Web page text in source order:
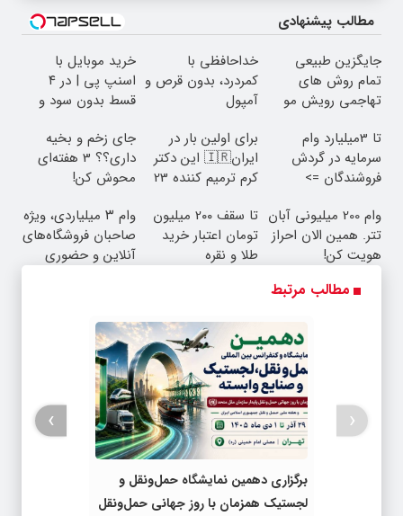
مطالب پیشنهادی
جایگزین طبیعی
تمام روش های
تهاجمی رویش مو
خداحافظی با
کمردرد، بدون قرص و
آمپول
خرید موبایل با
اسنپ پی | در ۴
قسط بدون سود و
تا 3میلیارد وام
سرمایه در گردش
فروشندگان =>
کن
برای اولین بار در
ایران🇮🇷 این دکتر
کرم ترمیم کننده 23
جای زخم و بخیه
داری؟؟ 3 هفته‌ای
محوش کن!
وام 200 میلیونی آبان
تتر. همین الان احراز
هویت کن!
تا سقف 2۰۰ میلیون
تومان اعتبار خرید
طلا و نقره
وام ۳ میلیاردی، ویژه
صاحبان فروشگاه‌های
آنلاین و حضوری
مطالب مرتبط
برگزاری دهمین نمایشگاه حمل‌ونقل و
لجستیک همزمان با روز جهانی حمل‌ونقل
‹
›